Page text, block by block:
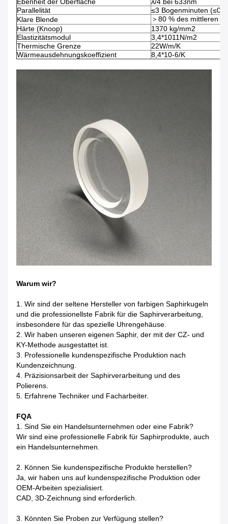
Ebenheit der Oberfläche
λ/4 bei 633nm
Parallelität
≤3 Bogenminuten
Klare Blende
＞80 % des mittleren
Härte (Knoop)
1370 kg/mm2
Elastizitätsmodul
3,4*1011N/m2
Thermische Grenze
22W/m/K
Wärmeausdehnungskoeffizient
8,4*10-6/K
Warum wir?
1. Wir sind der seltene Hersteller von farbigen Saphirkugeln
und die professionellste Fabrik für die Saphirverarbeitung,
insbesondere für das spezielle Uhrengehäuse.
2. Wir haben unseren eigenen Saphir, der mit der CZ- und
KY-Methode ausgestattet ist.
3. Professionelle kundenspezifische Produktion nach
Kundenzeichnung.
4. Präzisionsarbeit der Saphirverarbeitung und des
Polierens.
5. Erfahrene Techniker und Facharbeiter.
FQA
1. Sind Sie ein Handelsunternehmen oder eine Fabrik?
Wir sind eine professionelle Fabrik für Saphirprodukte, auch
ein Handelsunternehmen.
2. Können Sie kundenspezifische Produkte herstellen?
Ja, wir haben uns auf kundenspezifische Produktion oder
OEM-Arbeiten spezialisiert.
CAD, 3D-Zeichnung sind erforderlich.
3. Könnten Sie Proben zur Verfügung stellen?